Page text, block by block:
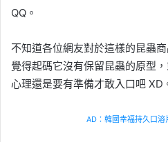
QQ。
不知道各位網友對於這樣的昆蟲
覺得起碼它沒有保留昆蟲的原型
心理還是要有準備才敢入口吧 XD
AD：韓國幸福持久口